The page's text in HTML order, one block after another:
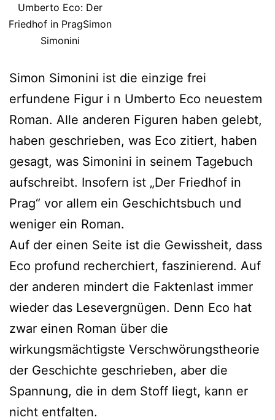
Umberto Eco: Der
Friedhof in PragSimon
Simonini
Simon Simonini ist die einzige frei
erfundene Figur i n Umberto Eco neuestem
Roman. Alle anderen Figuren haben gelebt,
haben geschrieben, was Eco zitiert, haben
gesagt, was Simonini in seinem Tagebuch
aufschreibt. Insofern ist „Der Friedhof in
Prag“ vor allem ein Geschichtsbuch und
weniger ein Roman.
Auf der einen Seite ist die Gewissheit, dass
Eco profund recherchiert, faszinierend. Auf
der anderen mindert die Faktenlast immer
wieder das Lesevergnügen. Denn Eco hat
zwar einen Roman über die
wirkungsmächtigste Verschwörungstheorie
der Geschichte geschrieben, aber die
Spannung, die in dem Stoff liegt, kann er
nicht entfalten.